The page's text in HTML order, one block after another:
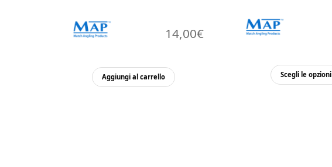
14,00€
Aggiungi al carrello Scegli le opzioni